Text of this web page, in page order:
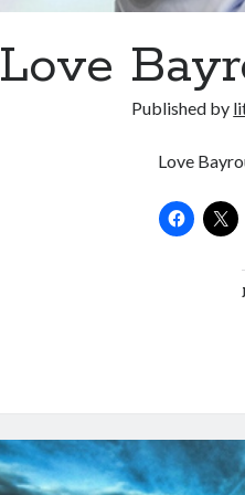
Love
Published by
Love